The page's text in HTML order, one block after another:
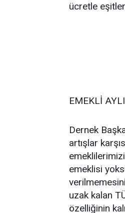
ücretle
EMEKLİ
Dernek
artışlar
emeklisi
uzak kalan
özelliğinin